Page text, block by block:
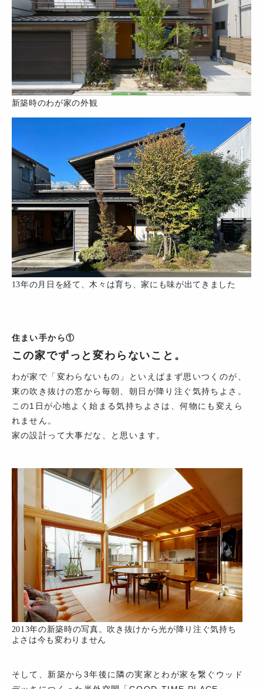
新築時のわが家の外観
13年の月日を経て、木々は育ち、家にも味が出てきました
住まい手から①
この家でずっと変わらないこと。
わが家で「変わらないもの」といえばまず思いつくのが、
東の吹き抜けの窓から毎朝、朝日が降り注ぐ気持ちよさ。
この1日が心地よく始まる気持ちよさは、何物にも変えら
れません。
家の設計って大事だな、と思います。
2013年の新築時の写真。吹き抜けから光が降り注ぐ気持ち
よさは今も変わりません
そして、新築から3年後に隣の実家とわが家を繋ぐウッド